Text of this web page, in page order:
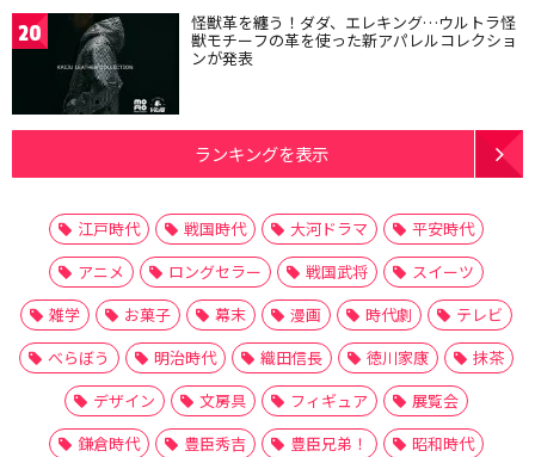
20 怪獣革を纏う！ダダ、エレキング…ウルトラ怪
獣モチーフの革を使った新アパレルコレクショ
ンが発表
ランキングを表示
江戸時代 戦国時代 大河ドラマ
平安時代
アニメ
ロングセラー 戦国武将
スイーツ
雑学
お菓子 幕末 漫画 時代劇
テレビ
べらぼう
明治時代 織田信長 徳川家康
抹茶
デザイン
文房具 フィギュア
展覧会
鎌倉時代
豊臣秀吉 豊臣兄弟！
昭和時代